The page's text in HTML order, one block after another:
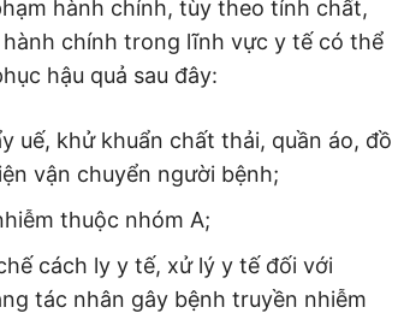
hành chính, tùy theo tính chất,
chính trong lĩnh vực y tế có thể
hậu quả sau đây:
uế, khử khuẩn chất thải, quần áo, đồ
vận chuyển người bệnh;
thuộc nhóm A;
cách ly y tế, xử lý y tế đối với
tác nhân gây bệnh truyền nhiễm